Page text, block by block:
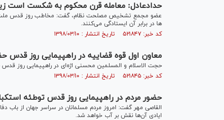
حدادعادل: معامله قرن محکوم‌ به شکست است
عضو مجمع تشخیص مصلحت نظام، گفت: مخاطب روز قدس
ها در برابر آن ایستادگی می‌کنند.
کد خبر: ۵۲۱۸۴۷ تاریخ انتشار : ۱۳۹۸/۰۳/۱۰
معاون اول قوه قضاییه در راهپیمایی روز قدس
حجت الاسلام و المسلمین محسنی اژه‌ای در راهپیمایی روز
کد خبر: ۵۲۱۸۴۵ تاریخ انتشار : ۱۳۹۸/۰۳/۱۰
حضور مردم در راهپیمایی روز قدس توطئه
القاصی مهر گفت: امروز مردم مسلمانان در سراسر جهان از باب
ایادی آن‌ها نقش بر آب خواهد شد.